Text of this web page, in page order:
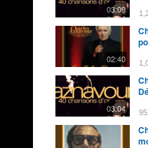
03:09
02:40
03:04